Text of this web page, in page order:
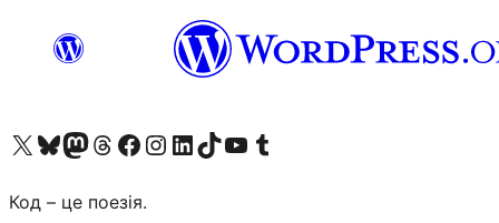
Visit our X (formerly Twitter) account
Visit our Bluesky account
Завітайте до нашої стрічки в Mastodon
Visit our Threads account
Завітайте на нашу сторінку в Facebook
Visit our Instagram account
Visit our LinkedIn account
Visit our TikTok account
Visit our YouTube channel
Visit our Tumblr account
Код – це поезія.